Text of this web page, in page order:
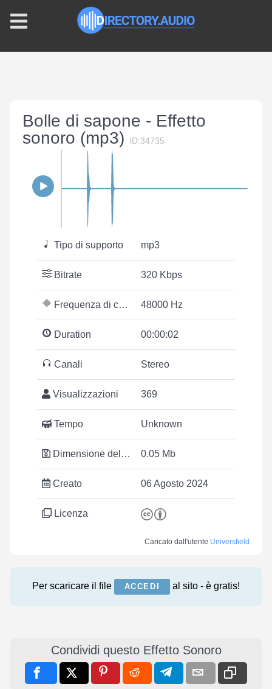
Bolle di sapone - Effetto
sonoro (mp3)
ID:34735
Tipo di supporto mp3
Bitrate 320 Kbps
Frequenza di campionamento 48000 Hz
Duration 00:00:02
Canali Stereo
Visualizzazioni 369
Tempo Unknown
Dimensione del file 0.05 Mb
Creato 06 Agosto 2024
Licenza
Caricato dall'utente Universfield
Per scaricare il file ACCEDI al sito - è gratis!
Condividi questo Effetto Sonoro